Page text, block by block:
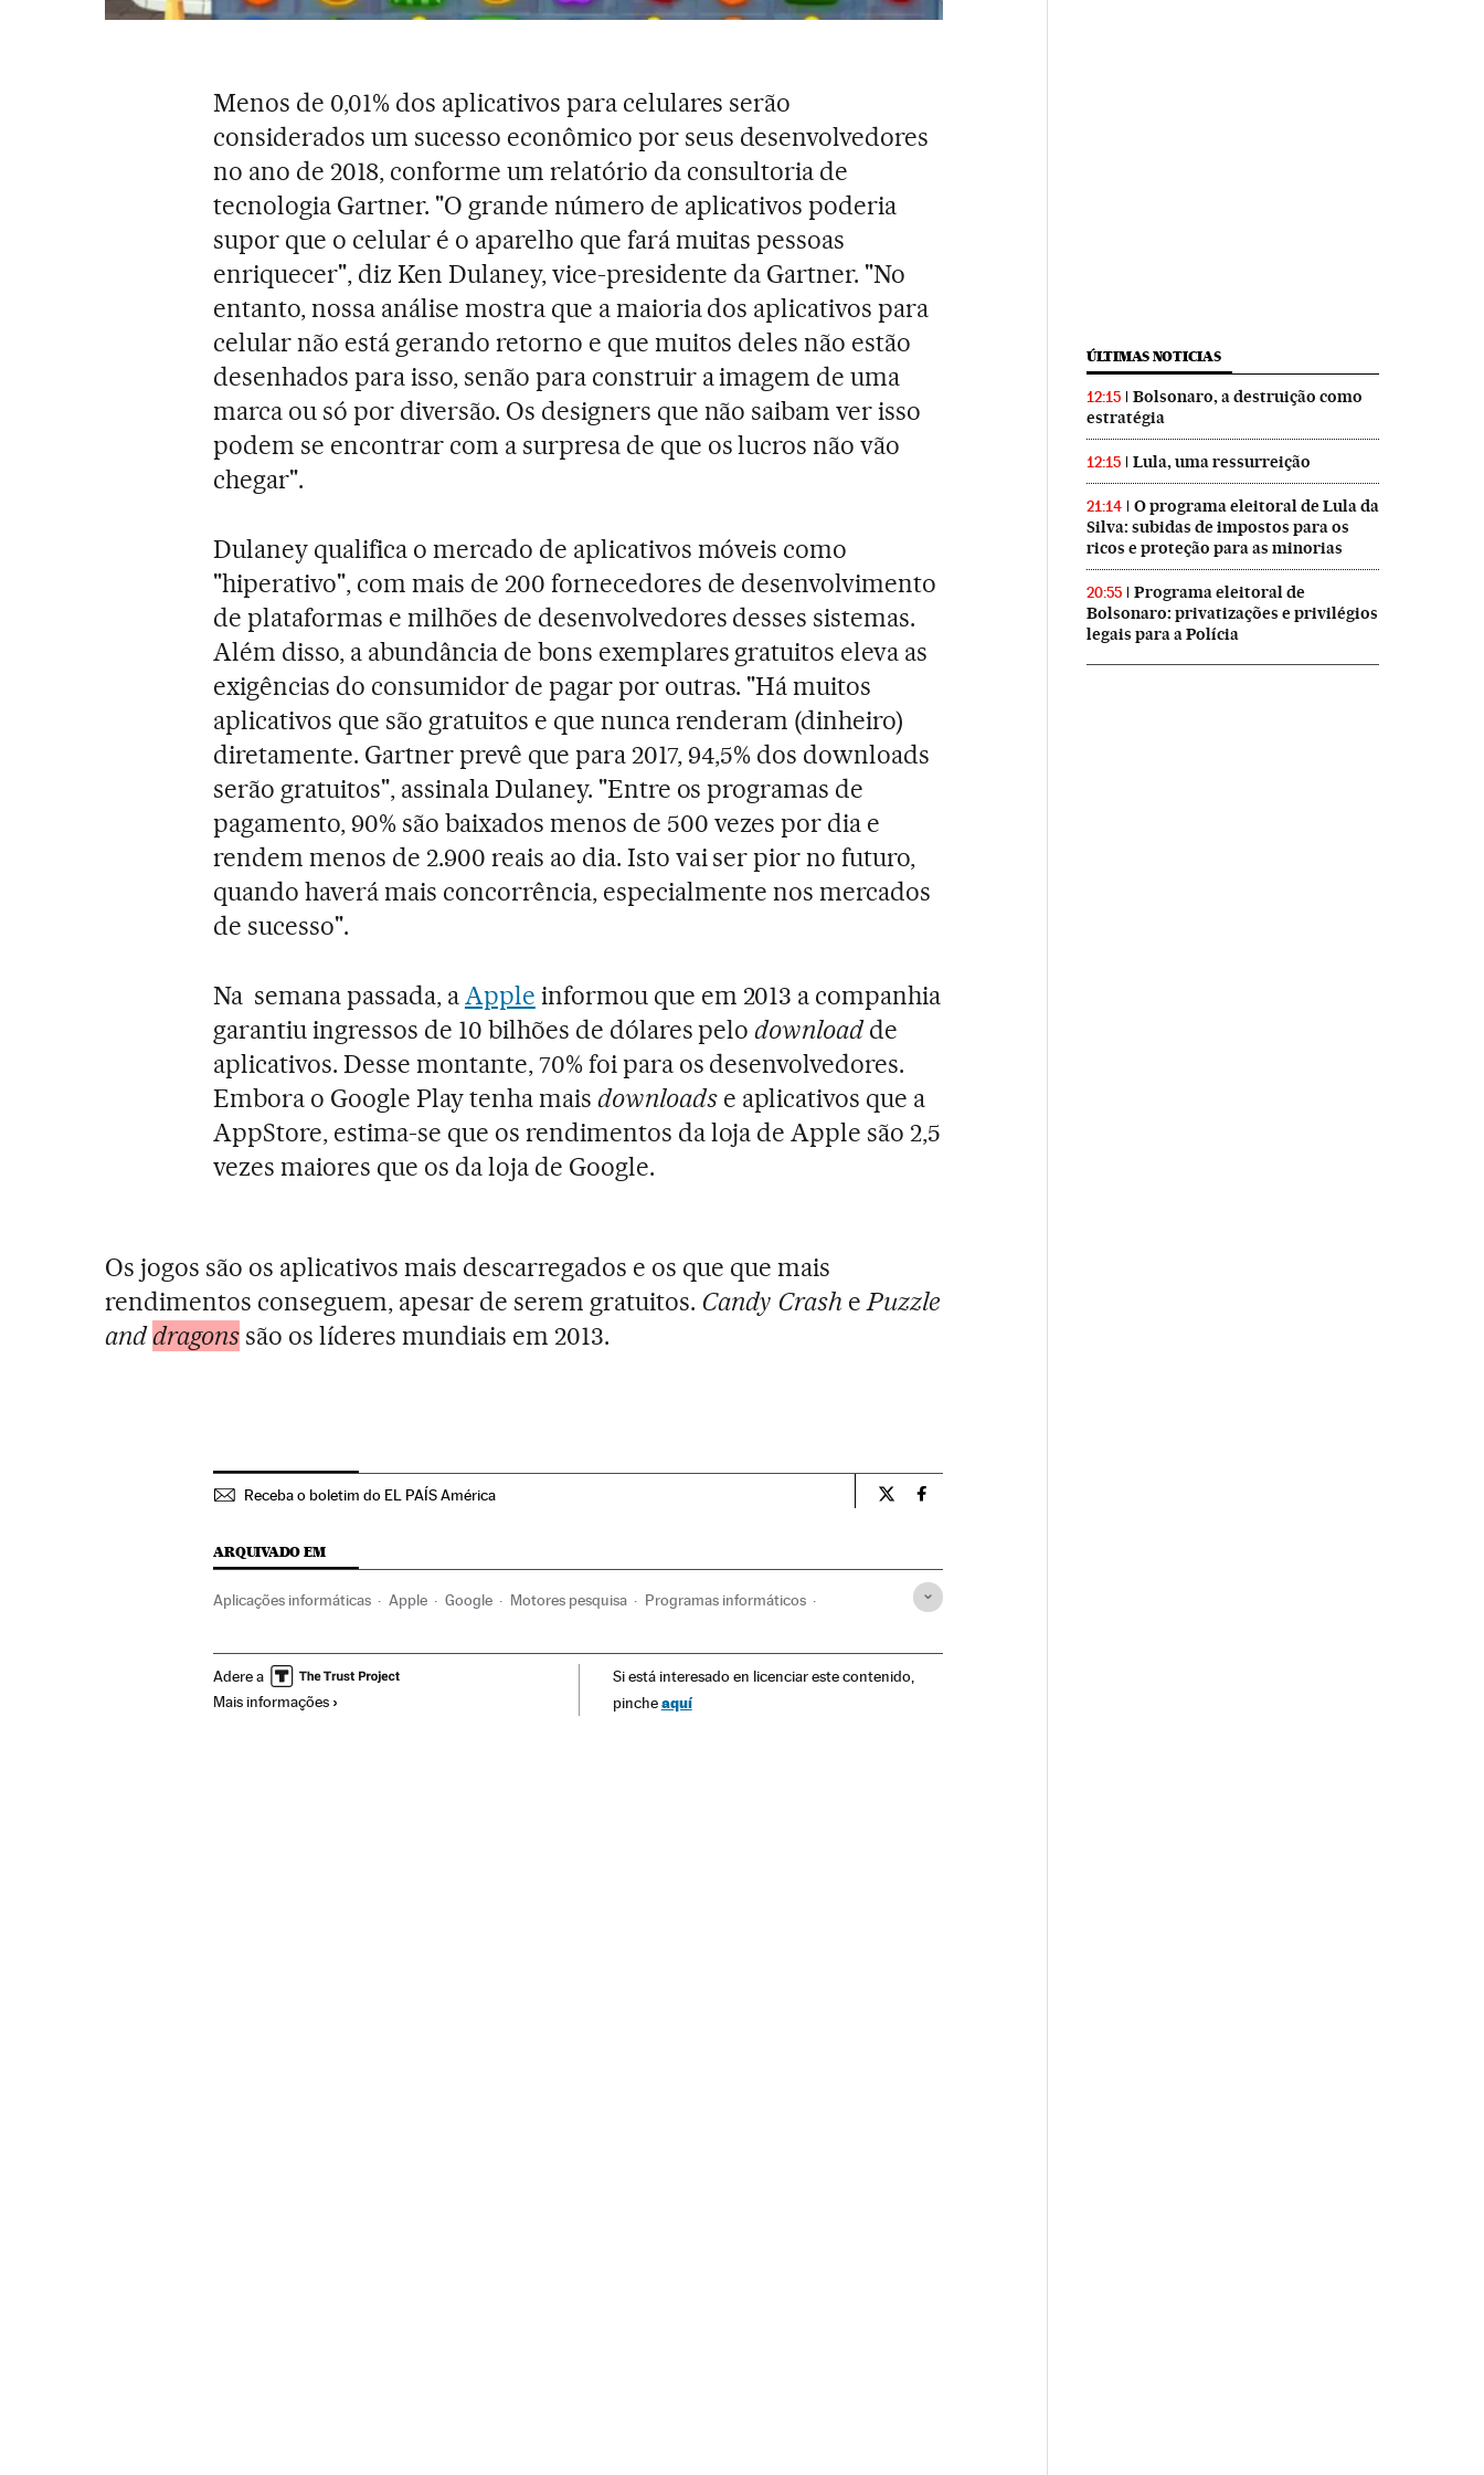
Menos de 0,01% dos aplicativos para celulares serão
considerados um sucesso econômico por seus desenvolvedores
no ano de 2018, conforme um relatório da consultoria de
tecnologia Gartner. "O grande número de aplicativos poderia
supor que o celular é o aparelho que fará muitas pessoas
enriquecer", diz Ken Dulaney, vice-presidente da Gartner. "No
entanto, nossa análise mostra que a maioria dos aplicativos para
celular não está gerando retorno e que muitos deles não estão
desenhados para isso, senão para construir a imagem de uma
marca ou só por diversão. Os designers que não saibam ver isso
podem se encontrar com a surpresa de que os lucros não vão
chegar".
Dulaney qualifica o mercado de aplicativos móveis como
"hiperativo", com mais de 200 fornecedores de desenvolvimento
de plataformas e milhões de desenvolvedores desses sistemas.
Além disso, a abundância de bons exemplares gratuitos eleva as
exigências do consumidor de pagar por outras. "Há muitos
aplicativos que são gratuitos e que nunca renderam (dinheiro)
diretamente. Gartner prevê que para 2017, 94,5% dos downloads
serão gratuitos", assinala Dulaney. "Entre os programas de
pagamento, 90% são baixados menos de 500 vezes por dia e
rendem menos de 2.900 reais ao dia. Isto vai ser pior no futuro,
quando haverá mais concorrência, especialmente nos mercados
de sucesso".
Na semana passada, a Apple informou que em 2013 a companhia
garantiu ingressos de 10 bilhões de dólares pelodownloadde
aplicativos. Desse montante, 70% foi para os desenvolvedores.
Embora o Google Play tenha mais downloadse aplicativos que a
AppStore, estima-se que os rendimentos da loja de Apple são 2,5
vezes maiores que os da loja de Google.
Os jogos são os aplicativos mais descarregados e os que que mais
rendimentos conseguem, apesar de serem gratuitos. Candy Crash e Puzzle
anddragonssão os líderes mundiais em 2013.
Receba o boletim do EL PAÍS América Tecnologia El País Brasil en Twitter
Tecnologia El País Brasil en Facebook
ARQUIVADO EM
Aplicações informáticas Apple Google Motores pesquisa Programas informáticos
Adere a
Mais informações
Si está interesado en licenciar este contenido,
pincheaquí
ÚLTIMAS NOTICIAS
12:15
Bolsonaro, a destruição como
estratégia
12:15 Lula, uma ressurreição
21:14
O programa eleitoral de Lula da
Silva: subidas de impostos para os
ricos e proteção para as minorias
20:55
Programa eleitoral de
Bolsonaro: privatizações e privilégios
legais para a Polícia